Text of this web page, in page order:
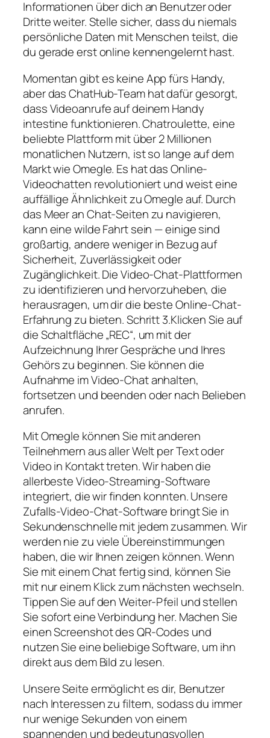
Informationen über dich an Benutzer oder
Dritte weiter. Stelle sicher, dass du niemals
persönliche Daten mit Menschen teilst, die
du gerade erst online kennengelernt hast.
Momentan gibt es keine App fürs Handy,
aber das ChatHub-Team hat dafür gesorgt,
dass Videoanrufe auf deinem Handy
intestine funktionieren. Chatroulette, eine
beliebte Plattform mit über 2 Millionen
monatlichen Nutzern, ist so lange auf dem
Markt wie Omegle. Es hat das Online-
Videochatten revolutioniert und weist eine
auffällige Ähnlichkeit zu Omegle auf. Durch
das Meer an Chat-Seiten zu navigieren,
kann eine wilde Fahrt sein — einige sind
großartig, andere weniger in Bezug auf
Sicherheit, Zuverlässigkeit oder
Zugänglichkeit. Die Video-Chat-Plattformen
zu identifizieren und hervorzuheben, die
herausragen, um dir die beste Online-Chat-
Erfahrung zu bieten. Schritt 3.Klicken Sie auf
die Schaltfläche „REC“, um mit der
Aufzeichnung Ihrer Gespräche und Ihres
Gehörs zu beginnen. Sie können die
Aufnahme im Video-Chat anhalten,
fortsetzen und beenden oder nach Belieben
anrufen.
Mit Omegle können Sie mit anderen
Teilnehmern aus aller Welt per Text oder
Video in Kontakt treten. Wir haben die
allerbeste Video-Streaming-Software
integriert, die wir finden konnten. Unsere
Zufalls-Video-Chat-Software bringt Sie in
Sekundenschnelle mit jedem zusammen. Wir
werden nie zu viele Übereinstimmungen
haben, die wir Ihnen zeigen können. Wenn
Sie mit einem Chat fertig sind, können Sie
mit nur einem Klick zum nächsten wechseln.
Tippen Sie auf den Weiter-Pfeil und stellen
Sie sofort eine Verbindung her. Machen Sie
einen Screenshot des QR-Codes und
nutzen Sie eine beliebige Software, um ihn
direkt aus dem Bild zu lesen.
Unsere Seite ermöglicht es dir, Benutzer
nach Interessen zu filtern, sodass du immer
nur wenige Sekunden von einem
spannenden und bedeutungsvollen